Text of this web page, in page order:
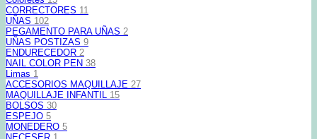
CORRECTORES 11
UÑAS 102
PEGAMENTO PARA UÑAS 2
UÑAS POSTIZAS 9
ENDURECEDOR 2
NAIL COLOR PEN 38
Limas 1
ACCESORIOS MAQUILLAJE 27
MAQUILLAJE INFANTIL 15
BOLSOS 30
ESPEJO 5
MONEDERO 5